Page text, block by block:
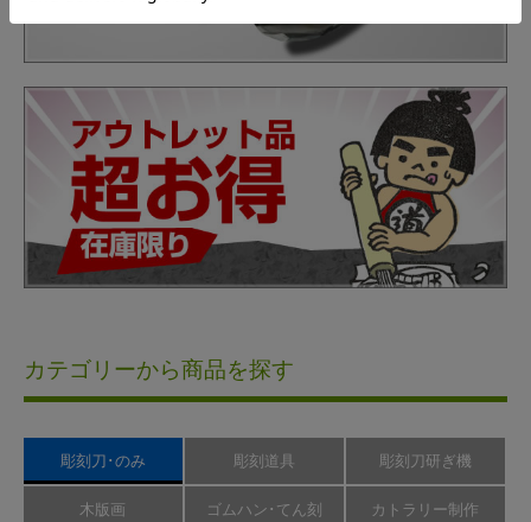
カテゴリーから商品を探す
彫刻刀･のみ 彫刻道具 彫刻刀研ぎ機
木版画 ゴムハン･てん刻 カトラリー制作